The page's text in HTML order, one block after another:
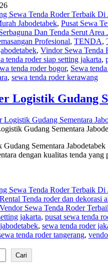
Area
Profesional
Sewa Tenda Roder Terbaik Di
Jabodetabek, Pusat Sewa
Dan Tenda Serut Area
Profesional, TENDA,
, Vindor Sewa Tenda
tenda roder siap setting jakarta,
tenda roder bogor, Sewa
, sewa tenda roder kerawang
Logistik Gudang
Gudang Sementara
Sementara
dengan kualitas tenda
Sewa Tenda Roder Terbaik Di
Rental Tenda roder dan dekorasi
Vendor Sewa Tenda Roder
jakarta, pusat sewa tenda
, sewa tenda roder
tenda roder tangerang,
Cari